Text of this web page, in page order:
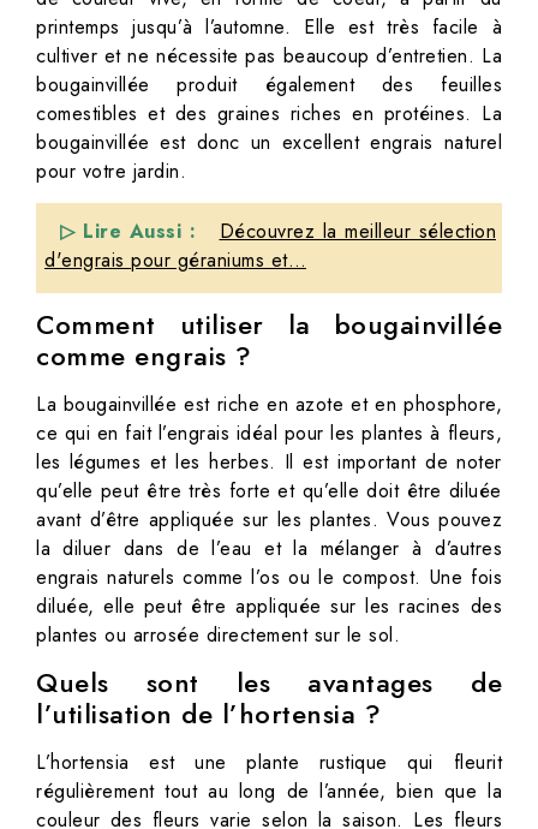
printemps jusqu’à l’automne. Elle est très facile à
cultiver et ne nécessite pas beaucoup d’entretien. La
bougainvillée produit également des feuilles
comestibles et des graines riches en protéines. La
bougainvillée est donc un excellent engrais naturel
pour votre jardin.
▷ Lire Aussi :
Découvrez la meilleur sélection
d'engrais pour géraniums et…
Comment utiliser la bougainvillée
comme engrais ?
La bougainvillée est riche en azote et en phosphore,
ce qui en fait l’engrais idéal pour les plantes à fleurs,
les légumes et les herbes. Il est important de noter
qu’elle peut être très forte et qu’elle doit être diluée
avant d’être appliquée sur les plantes. Vous pouvez
la diluer dans de l’eau et la mélanger à d’autres
engrais naturels comme l’os ou le compost. Une fois
diluée, elle peut être appliquée sur les racines des
plantes ou arrosée directement sur le sol.
Quels sont les avantages de
l’utilisation de l’hortensia ?
L’hortensia est une plante rustique qui fleurit
régulièrement tout au long de l’année, bien que la
couleur des fleurs varie selon la saison. Les fleurs